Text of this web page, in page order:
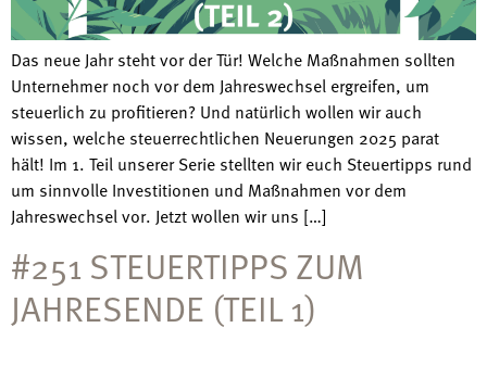
Das neue Jahr steht vor der Tür! Welche Maßnahmen sollten
Unternehmer noch vor dem Jahreswechsel ergreifen, um
steuerlich zu profitieren? Und natürlich wollen wir auch
wissen, welche steuerrechtlichen Neuerungen 2025 parat
hält! Im 1. Teil unserer Serie stellten wir euch Steuertipps rund
um sinnvolle Investitionen und Maßnahmen vor dem
Jahreswechsel vor. Jetzt wollen wir uns […]
#251 STEUERTIPPS ZUM
JAHRESENDE (TEIL 1)